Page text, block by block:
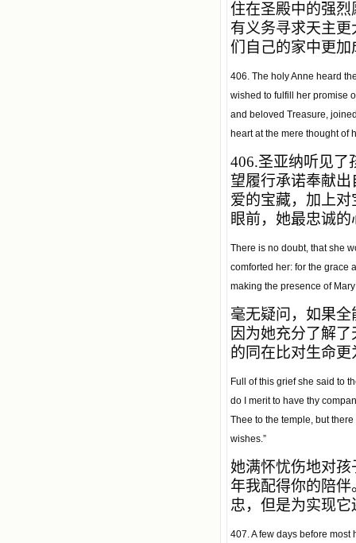
住在圣殿中的强
有义务寻求天主
们自己的家中更
406. The holy Anne heard
wished to fulfill her promise
and beloved Treasure,
heart at the mere thought of
406.圣亚纳听见了
望履行承诺奉献
爱的宝藏，加上
眼前，她最忠诚
There is no doubt, that she
comforted her: for the grace
making the presence of
毫无疑问，如果
因为她充分了解
的同在比对生命更
Full of this grief she said to
do I merit to have thy
Thee to the temple, but
wishes.”
她满怀忧伤地对
年我配得你的陪
忠，但是为实现
407. A few days before